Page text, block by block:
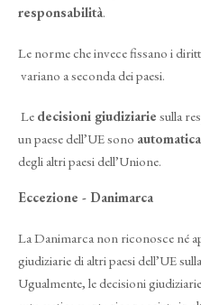
responsabilità.
Le norme che invece fissano i
variano a seconda dei paesi.
Le decisioni giudiziarie sulla
un paese dell’UE sono
degli altri paesi dell’Unione.
Eccezione - Danimarca
La Danimarca non riconosce né
giudiziarie di altri paesi dell’UE
Ugualmente, le decisioni